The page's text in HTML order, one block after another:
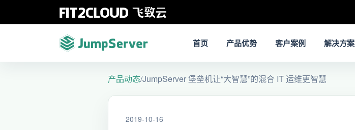
首页 产品优势 客户案例 解决方案
产品动态/JumpServer 堡垒机让“大智慧”的混合 IT 运维更智慧
2019-10-16